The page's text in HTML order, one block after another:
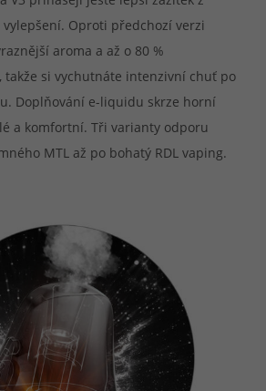
Oproti předchozí verzi
aroma a až o 80 %
takže si vychutnáte intenzivní chuť po
Doplňování e-liquidu skrze horní
a komfortní. Tři varianty odporu
MTL až po bohatý RDL vaping.